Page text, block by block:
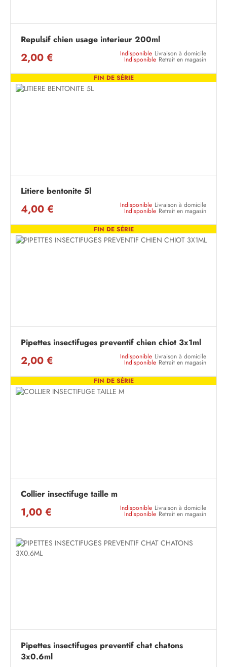
Repulsif chien usage interieur 200ml
2,00 € Indisponible Livraison à domicile
Indisponible Retrait en magasin
FIN DE SÉRIE
Litiere bentonite 5l
4,00 € Indisponible Livraison à domicile
Indisponible Retrait en magasin
FIN DE SÉRIE
Pipettes insectifuges preventif chien chiot 3x1ml
2,00 € Indisponible Livraison à domicile
Indisponible Retrait en magasin
FIN DE SÉRIE
Collier insectifuge taille m
1,00 € Indisponible Livraison à domicile
Indisponible Retrait en magasin
Pipettes insectifuges preventif chat chatons
3x0.6ml